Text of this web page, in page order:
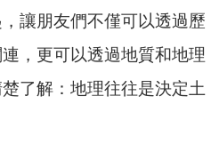
讓朋友們不僅可以透過歷
，更可以透過地質和地理
了解：地理往往是決定土